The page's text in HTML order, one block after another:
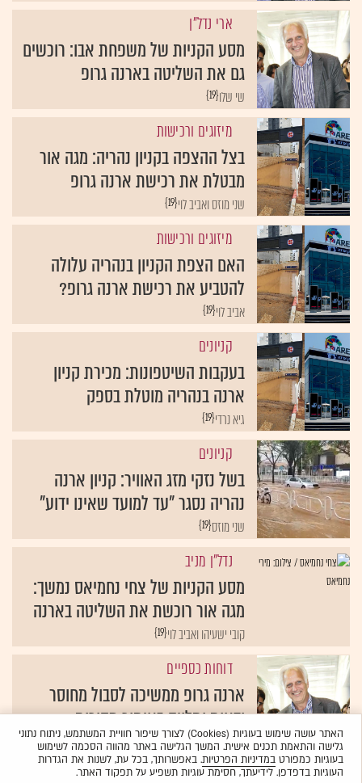
ארי נדל"ן
מסע הקניות של משפחת אבו: רוכשים
גם את השליטה בארנה גרופ
{19}שי שלו
מיזוגים ורכישות
בצל ההצפה בקניון נהריה: מגה אור
מבטלת את רכישת ארנה גרופ
{19}שני מוזס ואביב לוי
מיזוגים ורכישות
האם הצפת הקניון בנהריה עלולה
להטביע את רכישת ארנה גרופ?
{19}אביב לוי
קניונים
בעקבות השיטפונות: מכירת קניון
ארנה בנהריה מוטלת בספק
{19}גיא נרדי
קניונים
בשל נזקי מזג האוויר: קניון ארנה
נהריה נסגר "עד למועד שאינו ידוע"
{19}שני מוזס
נדל"ן מניב
מסע הקניות של צחי נחמיאס נמשך:
מגה אור רוכשת את השליטה בארנה
{19}קובי ישעיהו ואביב לוי
דוחות כספיים
ארנה גרופ ממשיכה לסבול מחוסר
ודאות ותלויה באיתור מקורות
{19}אביב לוי
האתר עושה שימוש בעוגיות (Cookies) לצורך שיפור חוויית המשתמש, ניתוח נתוני
גלישה והתאמת תכנים אישית. המשך הגלישה באתר מהווה הסכמה לשימוש
בעוגיות כמפורטבמדיניות הפרטיות. באפשרותך, בכל עת, לשנות את הגדרות
העוגיות בדפדפן. לידיעתך, חסימת עוגיות תשפיע על תפקוד האתר.